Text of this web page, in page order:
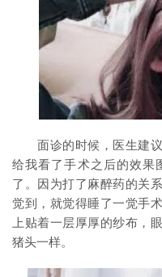
面诊的时候，医生建议
给我看了手术之后的效果
了。因为打了麻醉药的关
觉到，就觉得睡了一觉手
上贴着一层厚厚的纱布，
猪头一样。